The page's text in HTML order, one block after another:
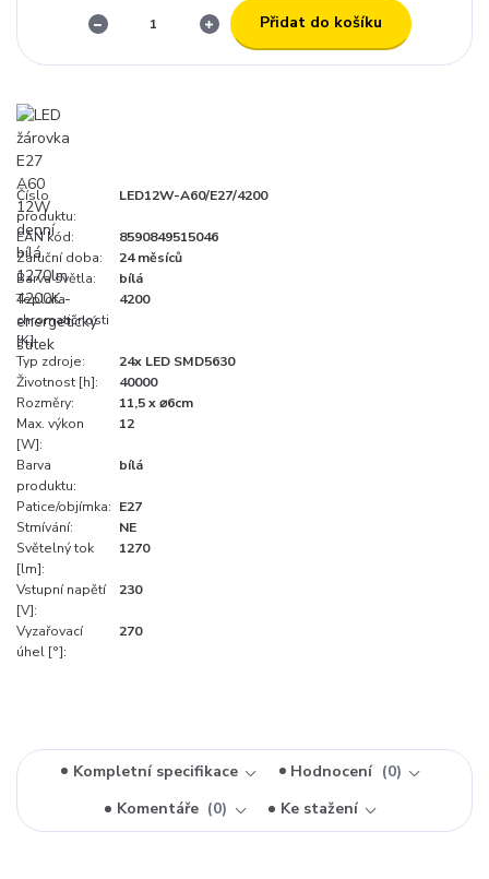
Přidat do košíku
Číslo
produktu:
LED12W-A60/E27/4200
EAN kód:
8590849515046
Záruční doba:
24 měsíců
Barva světla:
bílá
Teplota
chromatičnosti
[K]:
4200
Typ zdroje:
24x LED SMD5630
Životnost [h]:
40000
Rozměry:
11,5 x ⌀6cm
Max. výkon
[W]:
12
Barva
produktu:
bílá
Patice/objímka: E27
Stmívání:
NE
Světelný tok
[lm]:
1270
Vstupní napětí
[V]:
230
Vyzařovací
úhel [°]:
270
Kompletní specifikace Hodnocení
0
Komentáře
0 Ke stažení